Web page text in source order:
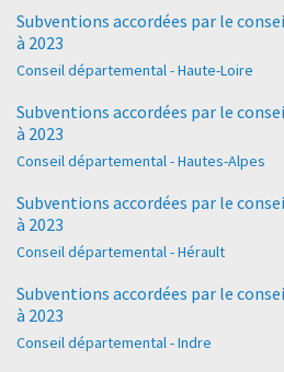
Subventions accordées par le
à 2023
Conseil départemental - Haute-Loire
Subventions accordées par le
à 2023
Conseil départemental - Hautes-Alpes
Subventions accordées par le
à 2023
Conseil départemental - Hérault
Subventions accordées par le
à 2023
Conseil départemental - Indre